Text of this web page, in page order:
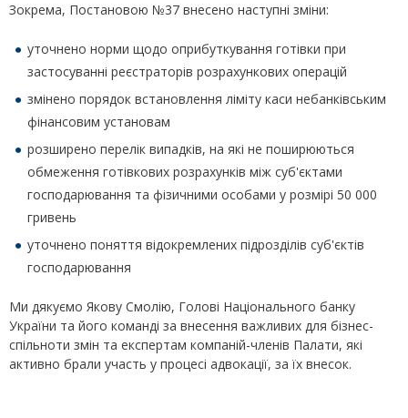
Зокрема, Постановою №37 внесено наступні зміни:
уточнено норми щодо оприбуткування готівки при
застосуванні реєстраторів розрахункових операцій
змінено порядок встановлення ліміту каси небанківським
фінансовим установам
розширено перелік випадків, на які не поширюються
обмеження готівкових розрахунків між суб'єктами
господарювання та фізичними особами у розмірі 50 000
гривень
уточнено поняття відокремлених підрозділів суб'єктів
господарювання
Ми дякуємо Якову Смолію, Голові Національного банку
України та його команді за внесення важливих для бізнес-
спільноти змін та експертам компаній-членів Палати, які
активно брали участь у процесі адвокації, за їх внесок.